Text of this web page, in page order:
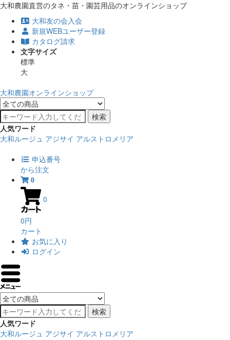
大和農園直営のタネ・苗・園芸用品のオンラインショップ
大和友の会入会
新規WEBユーザー登録
カタログ請求
文字サイズ
標準
大
大和農園オンラインショップ
検索
人気ワード
大和ルージュ アジサイ アルストロメリア
申込番号
から注文
0
0
0円
カート
お気に入り
ログイン
検索
人気ワード
大和ルージュ アジサイ アルストロメリア